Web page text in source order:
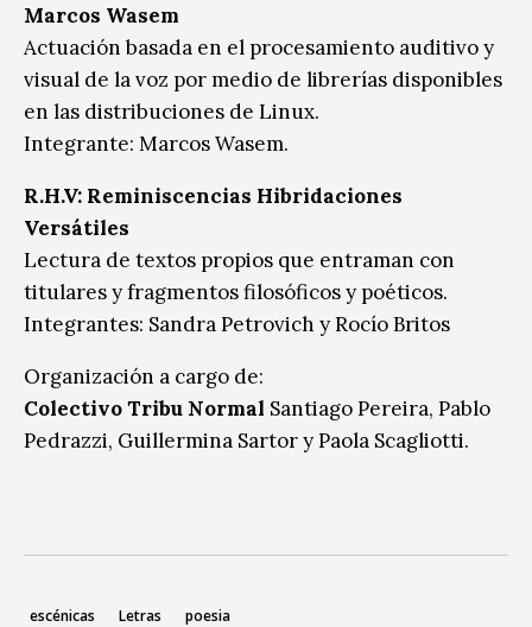
Marcos Wasem
Actuación basada en el procesamiento auditivo y
visual de la voz por medio de librerías disponibles
en las distribuciones de Linux.
Integrante: Marcos Wasem.
R.H.V: Reminiscencias Hibridaciones
Versátiles
Lectura de textos propios que entraman con
titulares y fragmentos filosóficos y poéticos.
Integrantes: Sandra Petrovich y Rocío Britos
Organización a cargo de:
Colectivo Tribu Normal Santiago Pereira, Pablo
Pedrazzi, Guillermina Sartor y Paola Scagliotti.
escénicas Letras poesia